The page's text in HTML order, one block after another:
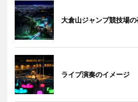
大倉山ジャンプ競技場
ライブ演奏のイメージ